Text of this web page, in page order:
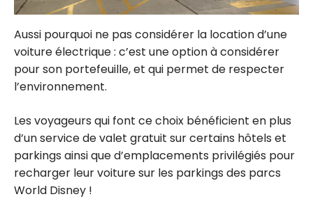
Aussi pourquoi ne pas considérer la location d’une
voiture électrique : c’est une option à considérer
pour son portefeuille, et qui permet de respecter
l’environnement.
Les voyageurs qui font ce choix bénéficient en plus
d’un service de valet gratuit sur certains hôtels et
parkings ainsi que d’emplacements privilégiés pour
recharger leur voiture sur les parkings des parcs
World Disney !